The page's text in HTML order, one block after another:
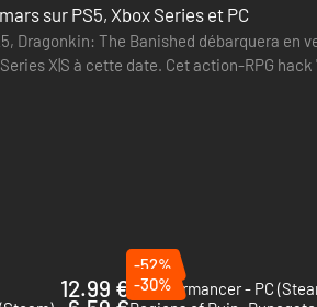
sur PS5, Xbox Series et PC
Dragonkin: The Banished débarquera en
X|S à cette date. Cet action-RPG
12.99 €
-52%
The Slormancer - PC
-30%